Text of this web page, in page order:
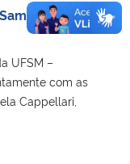
Food
UFSM –
com as
Cappellari,